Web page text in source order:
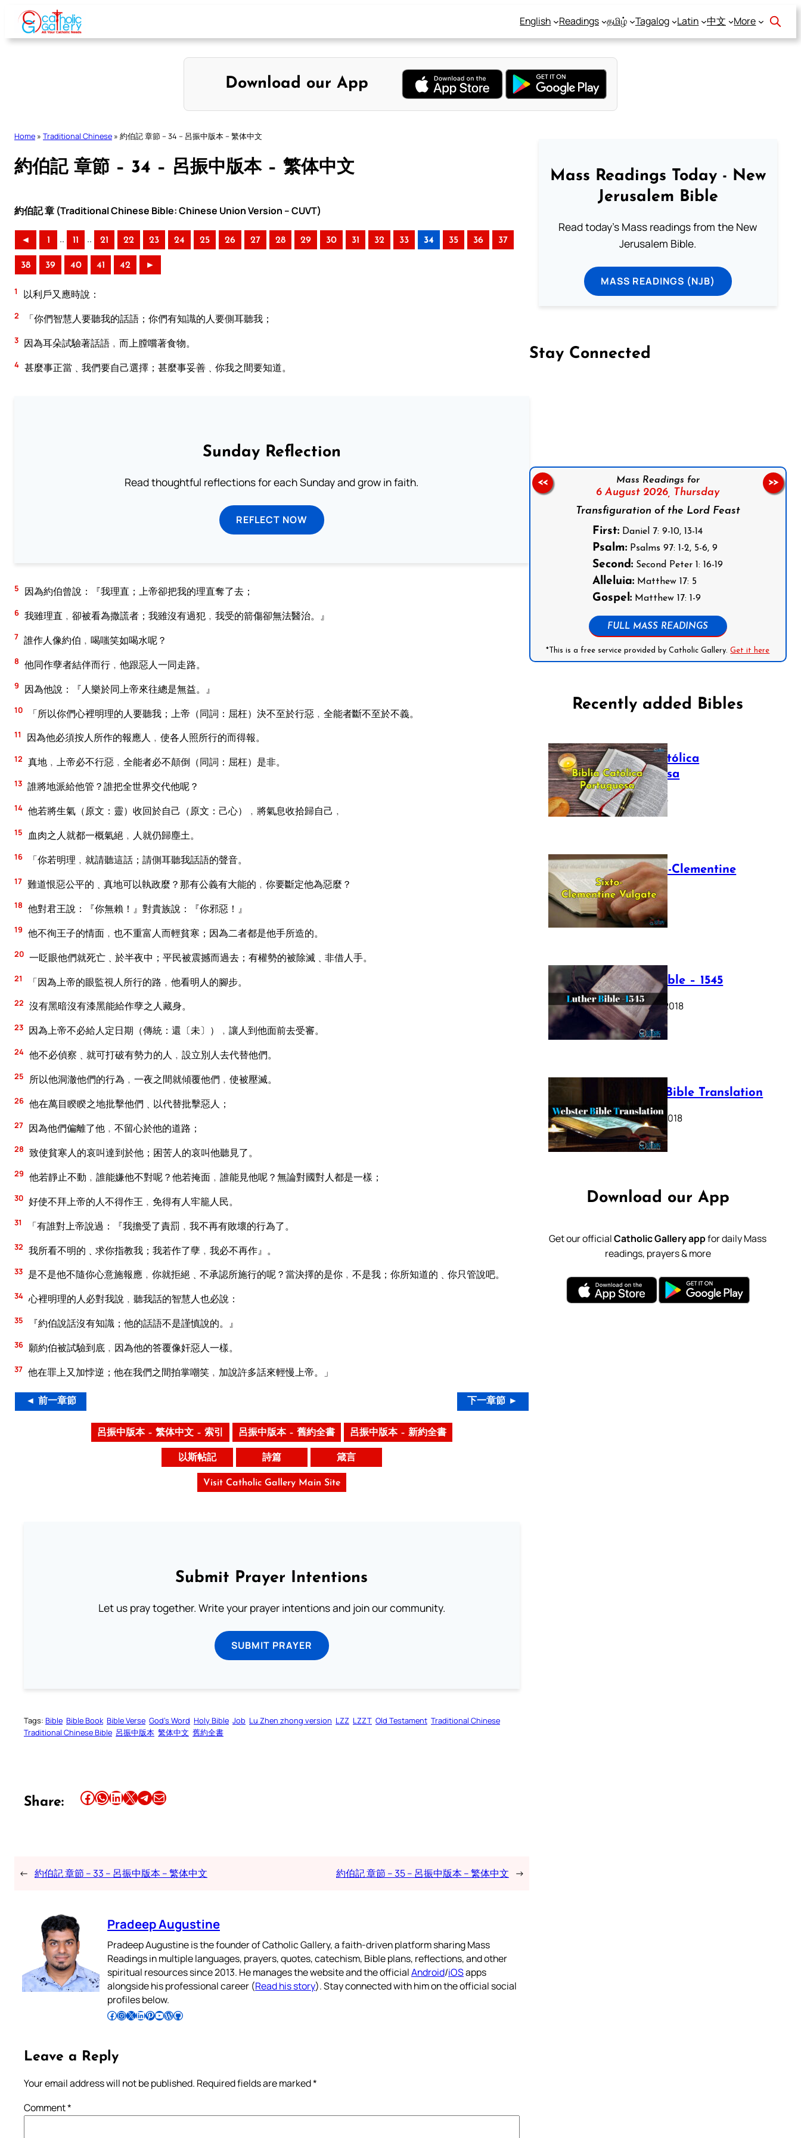
Skip
content
English Readings தமிழ் Tagalog Latin 中文 More
Download our App
Home » Traditional Chinese » 約伯記 章節 – 34 – 呂振中版本 – 繁体中文
約伯記 章節 – 34 – 呂振中版本 – 繁体中文
約伯記 章 (Traditional Chinese Bible: Chinese Union Version – CUVT)
◄ 1 .. 11 .. 21 22 23 24 25 26 27 28 29 30 31 32 33 34 35 36 37
38 39 40 41 42 ►
1 以利戶又應時說：
2 「你們智慧人要聽我的話語；你們有知識的人要側耳聽我；
3 因為耳朵試驗著話語﹐而上膛嚐著食物。
4 甚麼事正當﹑我們要自己選擇；甚麼事妥善﹑你我之間要知道。
Sunday Reflection
Read thoughtful reflections for each Sunday and grow in faith.
REFLECT NOW
5 因為約伯曾說：『我理直；上帝卻把我的理直奪了去；
6 我雖理直﹐卻被看為撒謊者；我雖沒有過犯﹐我受的箭傷卻無法醫治。』
7 誰作人像約伯﹐喝嗤笑如喝水呢？
8 他同作孽者結伴而行﹐他跟惡人一同走路。
9 因為他說：『人樂於同上帝來往總是無益。』
10 「所以你們心裡明理的人要聽我；上帝（同詞：屈枉）決不至於行惡﹐全能者斷不至於不義。
11 因為他必須按人所作的報應人﹐使各人照所行的而得報。
12 真地﹐上帝必不行惡﹐全能者必不顛倒（同詞：屈枉）是非。
13 誰將地派給他管？誰把全世界交代他呢？
14 他若將生氣（原文：靈）收回於自己（原文：己心）﹐將氣息收拾歸自己﹐
15 血肉之人就都一概氣絕﹐人就仍歸塵土。
16 「你若明理﹐就請聽這話；請側耳聽我話語的聲音。
17 難道恨惡公平的﹑真地可以執政麼？那有公義有大能的﹐你要斷定他為惡麼？
18 他對君王說：『你無賴！』對貴族說：『你邪惡！』
19 他不徇王子的情面﹐也不重富人而輕貧寒；因為二者都是他手所造的。
20 一眨眼他們就死亡﹑於半夜中；平民被震撼而過去；有權勢的被除滅﹑非借人手。
21 「因為上帝的眼監視人所行的路﹐他看明人的腳步。
22 沒有黑暗沒有漆黑能給作孽之人藏身。
23 因為上帝不必給人定日期（傳統：還〔未〕）﹐讓人到他面前去受審。
24 他不必偵察﹑就可打破有勢力的人﹐設立別人去代替他們。
25 所以他洞澈他們的行為﹐一夜之間就傾覆他們﹐使被壓滅。
26 他在萬目睽睽之地批擊他們﹑以代替批擊惡人；
27 因為他們偏離了他﹐不留心於他的道路；
28 致使貧寒人的哀叫達到於他；困苦人的哀叫他聽見了。
29 他若靜止不動﹐誰能嫌他不對呢？他若掩面﹐誰能見他呢？無論對國對人都是一樣；
30 好使不拜上帝的人不得作王﹐免得有人牢籠人民。
31 「有誰對上帝說過：『我擔受了責罰﹐我不再有敗壞的行為了。
32 我所看不明的﹑求你指教我；我若作了孽﹐我必不再作』。
33 是不是他不隨你心意施報應﹐你就拒絕﹑不承認所施行的呢？當決擇的是你﹐不是我；你所知道的﹑你只管說吧。
34 心裡明理的人必對我說﹐聽我話的智慧人也必說：
35 『約伯說話沒有知識；他的話語不是謹慎說的。』
36 願約伯被試驗到底﹐因為他的答覆像奸惡人一樣。
37 他在罪上又加悖逆；他在我們之間拍掌嘲笑﹐加說許多話來輕慢上帝。」
◄ 前一章節 下一章節 ►
呂振中版本 – 繁体中文 – 索引 呂振中版本 – 舊約全書 呂振中版本 – 新約全書
以斯帖記 詩篇 箴言
Visit Catholic Gallery Main Site
Submit Prayer Intentions
Let us pray together. Write your prayer intentions and join our community.
SUBMIT PRAYER
Tags: Bible Bible Book Bible Verse God’s Word Holy Bible Job Lu Zhen zhong version LZZ LZZT Old Testament Traditional Chinese
Traditional Chinese Bible 呂振中版本 繁体中文 舊約全書
Share: Share this article on Facebook Share this article on WhatsApp Share this article on LinkedIn Share this article on X Share this article on TelegramEmail this Article
← 約伯記 章節 – 33 – 呂振中版本 – 繁体中文 約伯記 章節 – 35 – 呂振中版本 – 繁体中文 →
Pradeep Augustine
Pradeep Augustine is the founder of Catholic Gallery, a faith-driven platform sharing Mass
Readings in multiple languages, prayers, quotes, catechism, Bible plans, reflections, and other
spiritual resources since 2013. He manages the website and the officialAndroid/iOSapps
alongside his professional career (Read his story). Stay connected with him on the official social
profiles below.
Follow Pradeep on Facebook Follow Pradeep on InstagramFollow Pradeep on X Follow Pradeep on LinkedIn Follow Pradeep on Pinterest Subscribe to Pradeep’s Youtube Channel Follow Pradeep on WordPress Follow Pradeep on GitHub
Leave a Reply
Your email address will not be published. Required fields are marked*
Comment*
Mass Readings Today - New
Jerusalem Bible
Read today's Mass readings from the New
Jerusalem Bible.
MASS READINGS (NJB)
Stay Connected
Mass Readings for
6 August 2026, Thursday
Transfiguration of the Lord Feast
First: Daniel 7: 9-10, 13-14
Psalm: Psalms 97: 1-2, 5-6, 9
Second: Second Peter 1: 16-19
Alleluia: Matthew 17: 5
Gospel: Matthew 17: 1-9
FULL MASS READINGS
*This is a free service provided by Catholic Gallery.Get it here
<< >>
Recently added Bibles
Bíblia Católica
Portuguesa
July 16, 2025
The Sixto-Clementine
Vulgate
July 12, 2025
Luther Bible – 1545
October 17, 2018
Webster Bible Translation
October 11, 2018
Download our App
Get our officialCatholic Gallery appfor daily Mass
readings, prayers & more